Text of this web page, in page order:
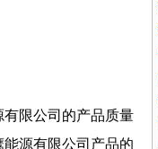
限公司的产品质量
源有限公司产品的